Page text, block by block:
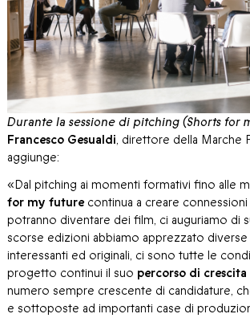
Durante la sessione di pitching (Shorts for
Francesco Gesualdi, direttore della Marche
aggiunge:
«Dal pitching ai momenti formativi fino alle
for my futurecontinua a creare
potranno diventare dei film, ci auguriamo di
scorse edizioni abbiamo apprezzato
interessanti ed originali, ci sono tutte le
progetto continui il suo percorso di crescita
numero sempre crescente di candidature,
e sottoposte ad importanti case di